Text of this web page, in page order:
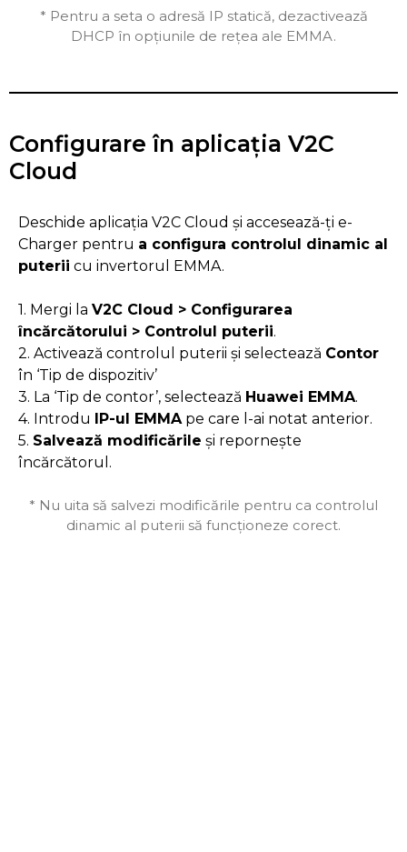
* Pentru a seta o adresă IP statică, dezactivează
DHCP în opțiunile de rețea ale EMMA.
Configurare în aplicația V2C
Cloud
Deschide aplicația V2C Cloud și accesează-ți e-
Charger pentru a configura controlul dinamic al
puterii cu invertorul EMMA.
1. Mergi la V2C Cloud > Configurarea
încărcătorului > Controlul puterii.
2. Activează controlul puterii și selectează Contor
în ‘Tip de dispozitiv’
3. La ‘Tip de contor’, selectează Huawei EMMA.
4. Introdu IP-ul EMMApe care l-ai notat anterior.
5. Salvează modificările și repornește
încărcătorul.
* Nu uita să salvezi modificările pentru ca controlul
dinamic al puterii să funcționeze corect.